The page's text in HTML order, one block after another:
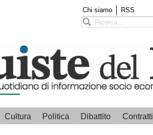
Chi siamo RSS
Cultura Politica Dibattito Contratti